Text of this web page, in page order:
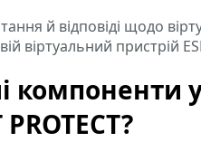
компоненти
й відповіді щодо
віртуальний пристрій